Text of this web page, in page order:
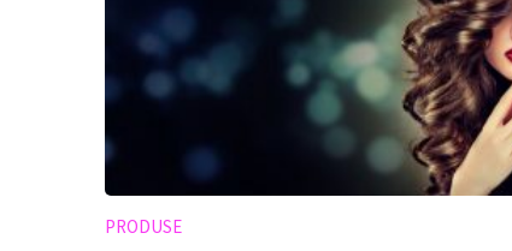
PRODUSE